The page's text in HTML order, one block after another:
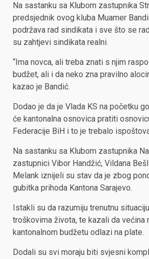
Na sastanku sa Klubom zastupnika
predsjednik ovog kluba Muamer
podržava rad sindikata i sve što se
su zahtjevi sindikata realni.
“Ima novca, ali treba znati s njim
budžet, ali i da neko zna pravilno
kazao je Bandić.
Dodao je da je Vlada KS na početku
će kantonalna osnovica pratiti
Federacije BiH i to je trebalo
Na sastanku sa Klubom zastupnika
zastupnici Vibor Handžić, Vildana
Melank iznijeli su stav da je zbog
gubitka prihoda Kantona Sarajevo.
Istakli su da razumiju trenutnu
troškovima života, te kazali da većina
kantonalnom budžetu odlazi na plate.
Dodali su svi moraju biti svjesni